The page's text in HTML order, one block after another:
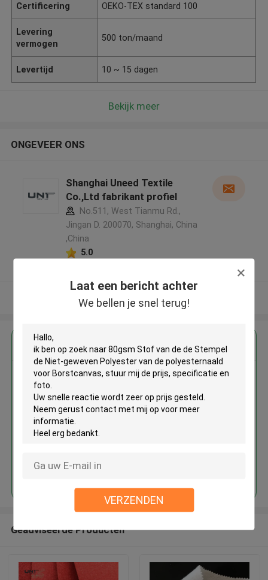
Laat een bericht achter
We bellen je snel terug!
VERZENDEN
Certificering OEKO-TEX standard 100
Levering
vermogen
500 ton/maand
Levertijd 10 ~ 15 dagen
Bekijk meer
ONGEVEER ONS
Shanghai Uneed Textile
Co.,Ltd fabrikant profiel
No.511, West Tianmu Rd.,
Jingan D. 200070, Shanghai, China
,China
5.0
Bekijk meer
Krijg de beste prijs voor
80gsm Stof van de de Stempel
de Niet-geweven Polyester van
de polyesternaald voor
Doorgaan
Geadviseerde Producten